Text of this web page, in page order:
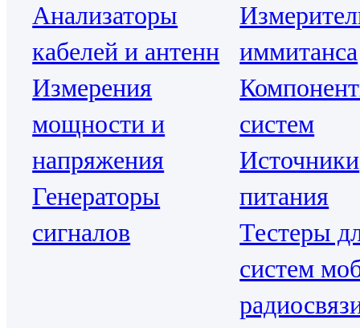
Анализаторы
кабелей и антенн
Измерения
мощности и
напряжения
Генераторы
сигналов
иммитанса
систем
Источники
питания
Тестеры
систем